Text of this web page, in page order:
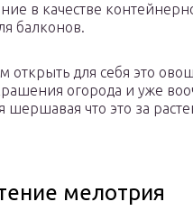
в качестве
балконов.
открыть для себя это
огорода и уже
шершавая что это за
мелотрия